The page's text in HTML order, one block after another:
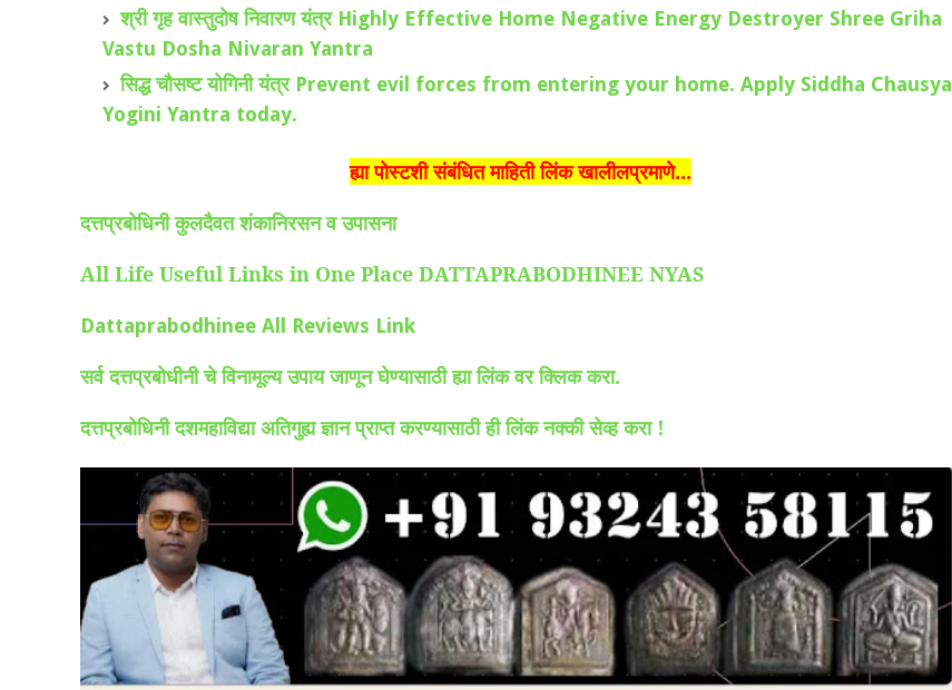
श्री गृह वास्तुदोष निवारण यंत्र Highly Effective Home Negative Energy Destroyer Shree Griha
Vastu Dosha Nivaran Yantra
सिद्ध चौसष्ट योगिनी यंत्र Prevent evil forces from entering your home. Apply Siddha Chausya
Yogini Yantra today.
ह्या पोस्टशी संबंधित माहिती लिंक खालीलप्रमाणे...
दत्तप्रबोधिनी कुलदैवत शंकानिरसन व उपासना
All Life Useful Links in One Place DATTAPRABODHINEE NYAS
Dattaprabodhinee All Reviews Link
सर्व दत्तप्रबोधीनी चे विनामूल्य उपाय जाणून घेण्यासाठी ह्या लिंक वर क्लिक करा.
दत्तप्रबोधिनी दशमहाविद्या अतिगुह्य ज्ञान प्राप्त करण्यासाठी ही लिंक नक्की सेव्ह करा !